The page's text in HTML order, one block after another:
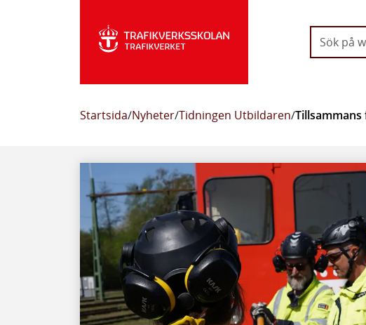
Startsida/Nyheter/Tidningen Utbildaren/